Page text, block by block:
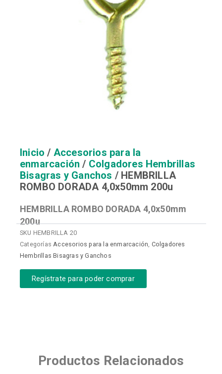
Inicio / Accesorios para la
enmarcación / Colgadores Hembrillas
Bisagras y Ganchos / HEMBRILLA
ROMBO DORADA 4,0x50mm 200u
HEMBRILLA ROMBO DORADA 4,0x50mm
200u
SKU HEMBRILLA 20
Categorías Accesorios para la enmarcación, Colgadores
Hembrillas Bisagras y Ganchos
Regístrate para poder comprar
Productos Relacionados